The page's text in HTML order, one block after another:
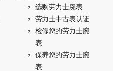
选购劳力士腕表
劳力士中古表认证
检修您的劳力士腕
表
保养您的劳力士腕
表